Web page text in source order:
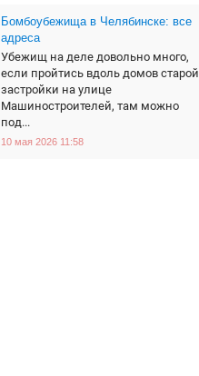
Бомбоубежища в Челябинске: все
адреса
Убежищ на деле довольно много,
если пройтись вдоль домов старой
застройки на улице
Машиностроителей, там можно
под...
10 мая 2026 11:58